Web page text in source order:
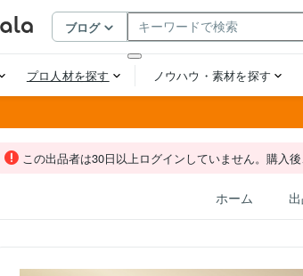
この出品者は30日以上ログインしていません。購入
ホーム